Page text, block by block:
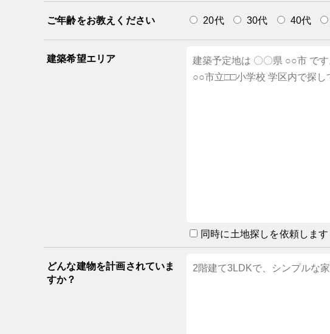
ご年齢をお教えください 20代 30代 40代
建築希望エリア
同時に土地探しを依頼します
どんな建物を計画されていま
すか？